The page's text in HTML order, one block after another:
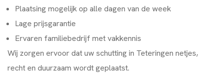
Plaatsing mogelijk op alle dagen van de week
Lage prijsgarantie
Ervaren familiebedrijf met vakkennis
Wij zorgen ervoor dat uw schutting in Teteringen netjes,
recht en duurzaam wordt geplaatst.